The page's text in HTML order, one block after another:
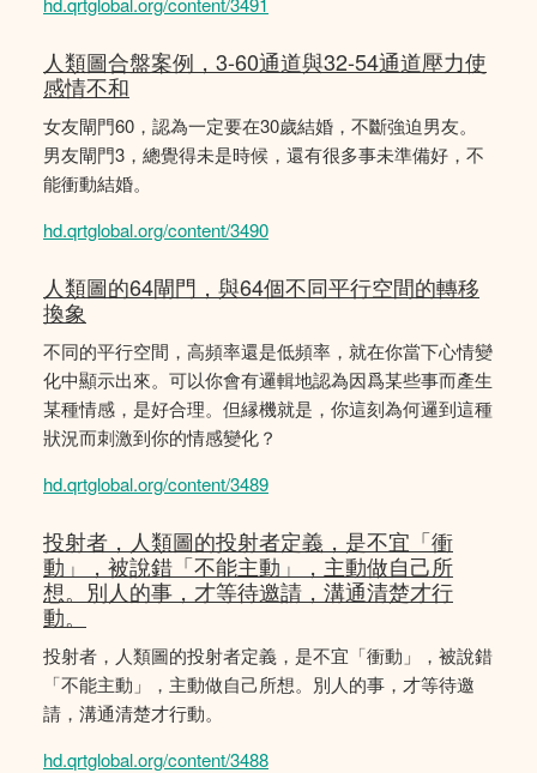
人類圖合盤案例，3-60通道與32-54通道壓力使
感情不和
女友閘門60，認為一定要在30歲結婚，不斷強迫男友。
男友閘門3，總覺得未是時候，還有很多事未準備好，不
能衝動結婚。
hd.qrtglobal.org/content/3490
人類圖的64閘門，與64個不同平行空間的轉移
換象
不同的平行空間，高頻率還是低頻率，就在你當下心情變
化中顯示出來。可以你會有邏輯地認為因爲某些事而產生
某種情感，是好合理。但縁機就是，你這刻為何邏到這種
狀況而刺激到你的情感變化？
hd.qrtglobal.org/content/3489
投射者，人類圖的投射者定義，是不宜「衝
動」，被說錯「不能主動」，主動做自己所
想。別人的事，才等待邀請，溝通清楚才行
動。
投射者，人類圖的投射者定義，是不宜「衝動」，被說錯
「不能主動」，主動做自己所想。別人的事，才等待邀
請，溝通清楚才行動。
hd.qrtglobal.org/content/3488